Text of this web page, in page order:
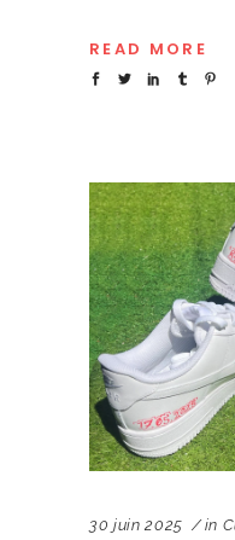
READ MORE
30 juin 2025 in